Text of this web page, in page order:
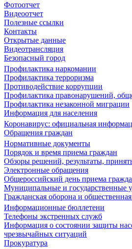
Фотоотчет
Видеоотчет
Полезные ссылки
Контакты
Открытые данные
Видеотрансляция
Безопасный город
Профилактика наркомании
Профилактика терроризма
Противодействие коррупции
Профилактика правонарушений,
Профилактика незаконной миграции
Информация для населения
Коронавирус: официальная
Обращения граждан
Нормативные документы
Порядок и время приема граждан
Обзоры решений, результаты,
Электронные обращения
Общероссийский день приема
Муниципальные и государственные
Гражданская оборона и общественная
Информационные бюллетени
Телефоны экстренных служб
Информация о состоянии защиты
чрезвычайных ситуаций
Прокуратура